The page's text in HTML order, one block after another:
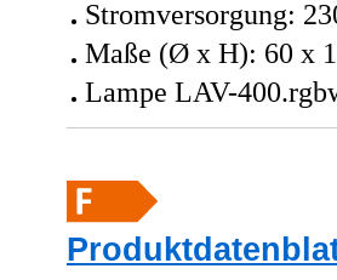
Stromversorgung:
Maße (Ø x H): 60 x
Lampe LAV-